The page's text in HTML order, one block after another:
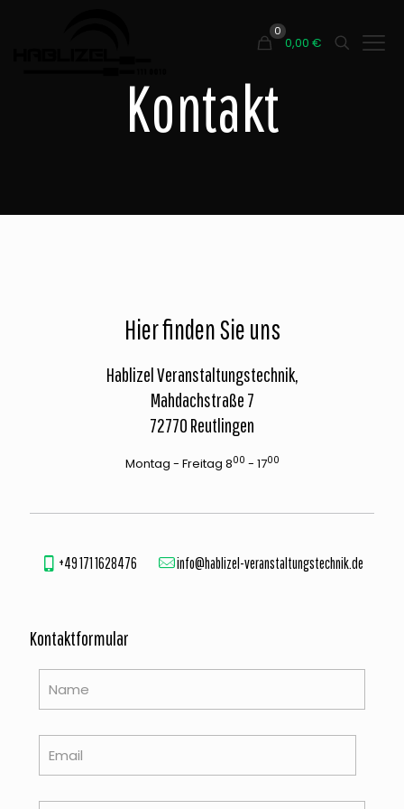
0
0,00 €
Kontakt
Hier finden Sie uns
Hablizel Veranstaltungstechnik,
Mahdachstraße 7
72770 Reutlingen
Montag - Freitag 800 - 1700
+49 171 1628476 info@hablizel-veranstaltungstechnik.de
Kontaktformular